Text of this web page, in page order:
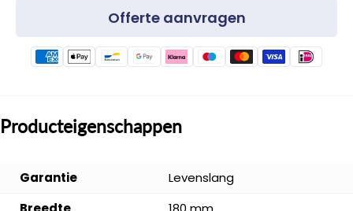
Offerte aanvragen
Producteigenschappen
Garantie
Levenslang